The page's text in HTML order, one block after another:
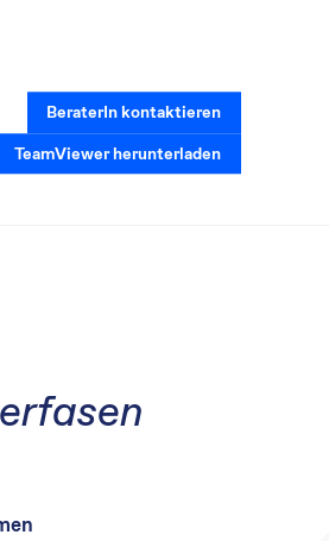
BeraterIn kontaktieren
TeamViewer herunterladen